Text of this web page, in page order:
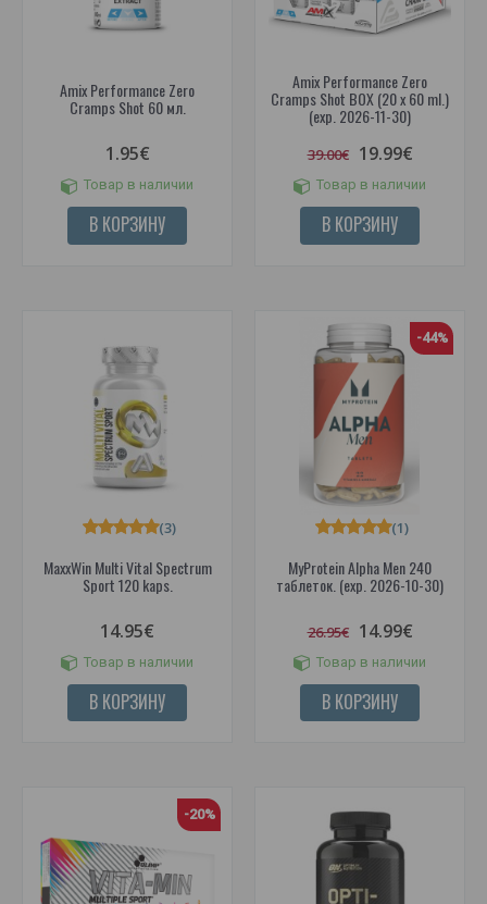
Amix Performance Zero
Cramps Shot 60 мл.
1.95€
Товар в наличии
В КОРЗИНУ
Amix Performance Zero
Cramps Shot BOX (20 x 60 ml.)
(exp. 2026-11-30)
39.00€ 19.99€
Товар в наличии
В КОРЗИНУ
MaxxWin Multi Vital Spectrum
Sport 120 kaps.
(3)
14.95€
Товар в наличии
В КОРЗИНУ
-44%
MyProtein Alpha Men 240
таблеток. (exp. 2026-10-30)
(1)
26.95€ 14.99€
Товар в наличии
В КОРЗИНУ
-20%